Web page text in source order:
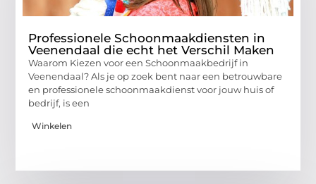
Professionele Schoonmaakdiensten in
Veenendaal die echt het Verschil Maken
Waarom Kiezen voor een Schoonmaakbedrijf in
Veenendaal? Als je op zoek bent naar een betrouwbare
en professionele schoonmaakdienst voor jouw huis of
bedrijf, is een
Winkelen